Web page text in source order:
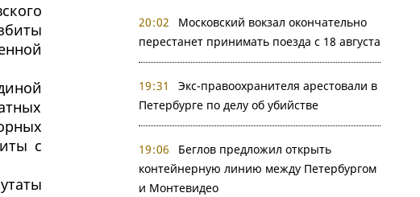
с
20:02
Московский вокзал окончательно
перестанет принимать поезда с 18 августа
19:31
Экс-правоохранителя арестовали в
Петербурге по делу об убийстве
19:06
Беглов предложил открыть
контейнерную линию между Петербургом
и Монтевидео